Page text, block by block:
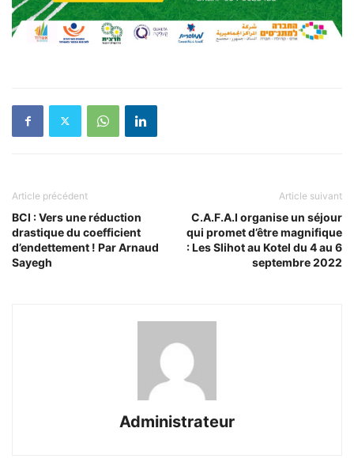
Article précédent
BCI : Vers une réduction
drastique du coefficient
d’endettement ! Par Arnaud
Sayegh
Article suivant
C.A.F.A.I organise un séjour
qui promet d’être magnifique
: Les Slihot au Kotel du 4 au 6
septembre 2022
Administrateur